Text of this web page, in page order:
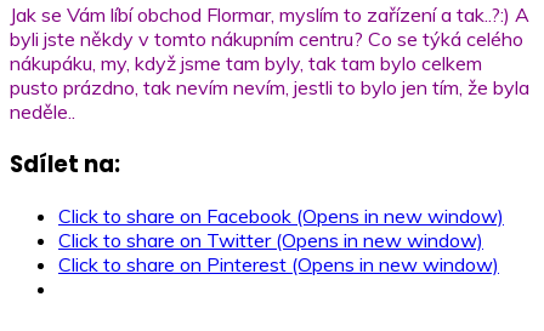
Jak se Vám líbí obchod Flormar, myslím to zařízení a tak..?:) A
byli jste někdy v tomto nákupním centru? Co se týká celého
nákupáku, my, když jsme tam byly, tak tam bylo celkem
pusto prázdno, tak nevím nevím, jestli to bylo jen tím, že byla
neděle..
Sdílet na:
Click to share on Facebook (Opens in new window)
Click to share on Twitter (Opens in new window)
Click to share on Pinterest (Opens in new window)